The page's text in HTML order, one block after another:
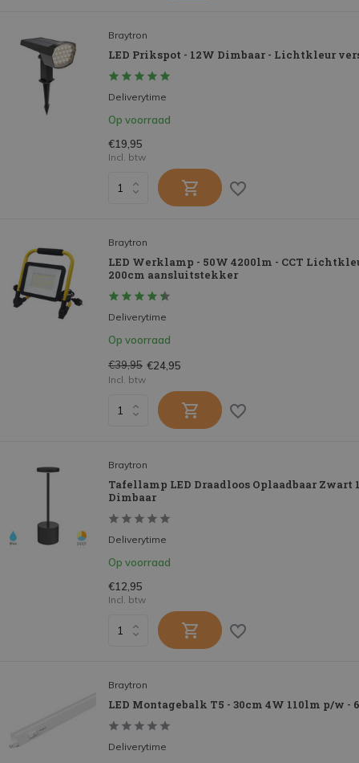
Braytron
LED Prikspot - 12W Dimbaar - Lichtkleur
Deliverytime
Op voorraad
€19,95
Incl. btw
Braytron
LED Werklamp - 50W 4200lm - CCT
200cm aansluitstekker
Deliverytime
Op voorraad
€39,95 €24,95
Incl. btw
Braytron
Tafellamp LED Draadloos Oplaadbaar Zwart
Dimbaar
Deliverytime
Op voorraad
€12,95
Incl. btw
Braytron
LED Montagebalk T5 - 30cm 4W 110lm p/w -
Deliverytime